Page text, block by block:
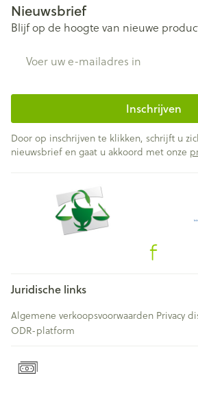
Nieuwsbrief
Blijf op de hoogte van nieuwe
Inschrijven
Door op inschrijven te klikken, schrijft u
nieuwsbrief en gaat u akkoord met onze
Juridische links
Algemene verkoopsvoorwaarden Privacy
ODR-platform